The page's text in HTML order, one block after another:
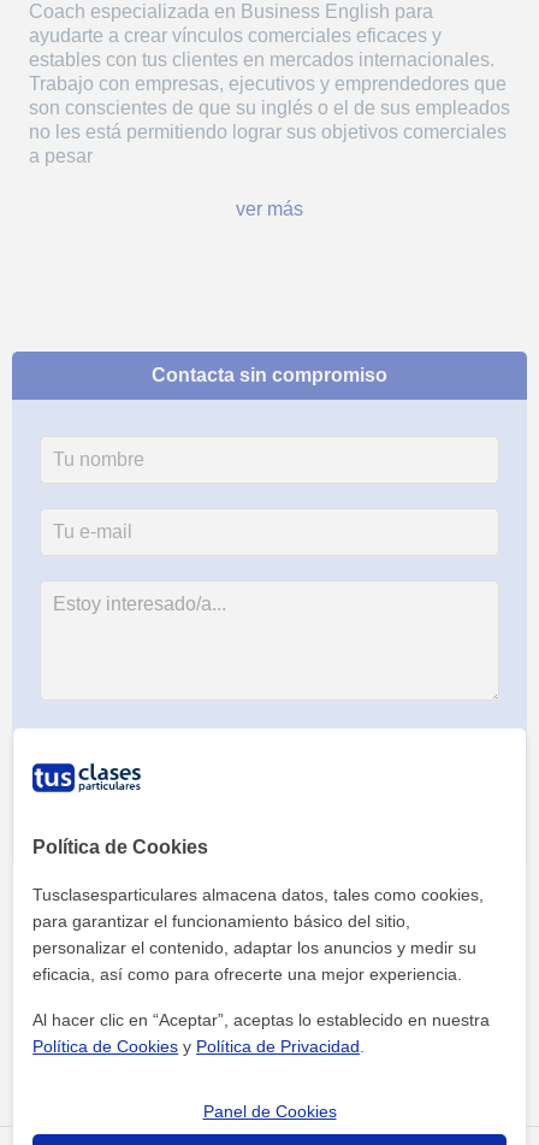
Coach especializada en Business English para
ayudarte a crear vínculos comerciales eficaces y
estables con tus clientes en mercados internacionales.
Trabajo con empresas, ejecutivos y emprendedores que
son conscientes de que su inglés o el de sus empleados
no les está permitiendo lograr sus objetivos comerciales
a pesar
ver más
Contacta sin compromiso
Tus clases particulares Academias León nexuss
Política de Cookies
Tusclasesparticulares almacena datos, tales como cookies,
para garantizar el funcionamiento básico del sitio,
personalizar el contenido, adaptar los anuncios y medir su
eficacia, así como para ofrecerte una mejor experiencia.
Al hacer clic en “Aceptar”, aceptas lo establecido en nuestra
Política de Cookies y Política de Privacidad
Panel de Cookies